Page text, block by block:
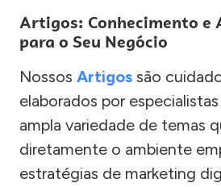
Artigos: Conhecimento e
para o Seu Negócio
Nossos Artigos são
elaborados por
ampla variedade de temas
diretamente o ambiente
estratégias de marketing